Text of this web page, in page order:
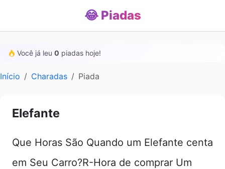
😂 Piadas
Você já leu 0 piadas hoje!
Início Charadas Piada
Elefante
Que Horas São Quando um Elefante centa
em Seu Carro?R-Hora de comprar Um